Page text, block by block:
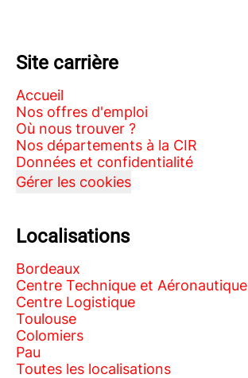
Site carrière
Accueil
Nos offres d'emploi
Où nous trouver ?
Nos départements à la CIR
Données et confidentialité
Gérer les cookies
Localisations
Bordeaux
Centre Technique et Aéronautique
Centre Logistique
Toulouse
Colomiers
Pau
Toutes les localisations